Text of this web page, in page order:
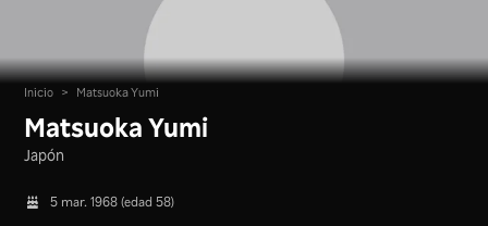
Inicio > Matsuoka Yumi
Matsuoka Yumi
Japón
5 mar. 1968 (edad 58)